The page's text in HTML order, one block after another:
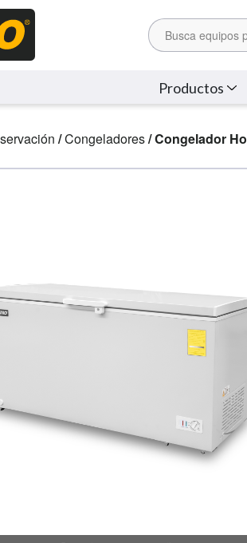
Productos
/Congeladores/ Congelador